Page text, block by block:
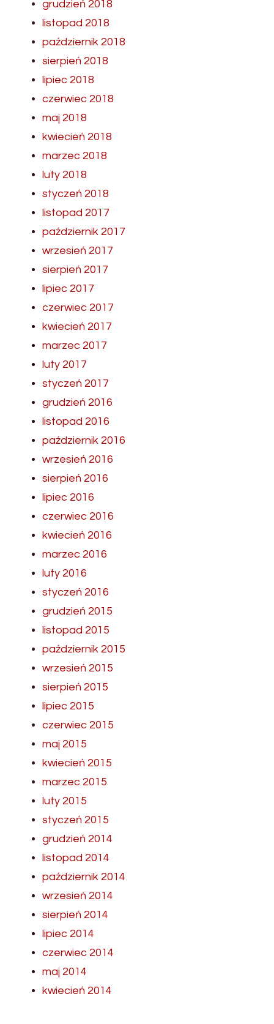
grudzień 2018
listopad 2018
październik 2018
sierpień 2018
lipiec 2018
czerwiec 2018
maj 2018
kwiecień 2018
marzec 2018
luty 2018
styczeń 2018
listopad 2017
październik 2017
wrzesień 2017
sierpień 2017
lipiec 2017
czerwiec 2017
kwiecień 2017
marzec 2017
luty 2017
styczeń 2017
grudzień 2016
listopad 2016
październik 2016
wrzesień 2016
sierpień 2016
lipiec 2016
czerwiec 2016
kwiecień 2016
marzec 2016
luty 2016
styczeń 2016
grudzień 2015
listopad 2015
październik 2015
wrzesień 2015
sierpień 2015
lipiec 2015
czerwiec 2015
maj 2015
kwiecień 2015
marzec 2015
luty 2015
styczeń 2015
grudzień 2014
listopad 2014
październik 2014
wrzesień 2014
sierpień 2014
lipiec 2014
czerwiec 2014
maj 2014
kwiecień 2014